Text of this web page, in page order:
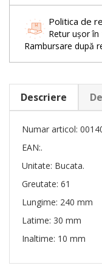
Politica de
Retur ușor
Rambursare după
Descriere
Numar articol:
EAN:.
Unitate: Bucata.
Greutate: 61
Lungime: 240 mm
Latime: 30 mm
Inaltime: 10 mm